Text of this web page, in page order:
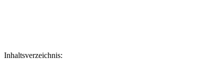
Inhaltsverzeichnis: